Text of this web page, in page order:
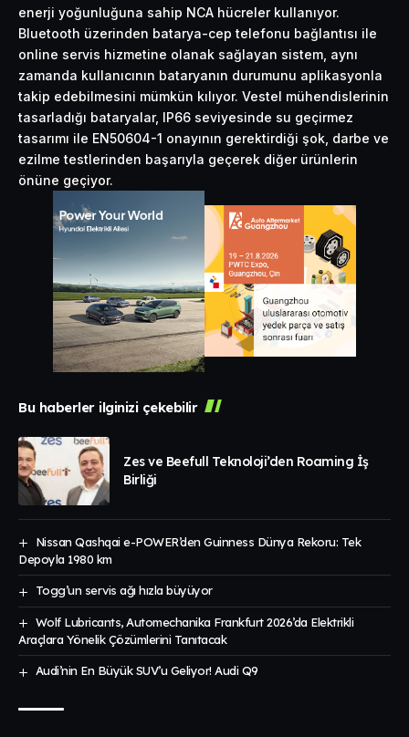
enerji yoğunluğuna sahip NCA hücreler kullanıyor.
Bluetooth üzerinden batarya-cep telefonu bağlantısı ile
online servis hizmetine olanak sağlayan sistem, aynı
zamanda kullanıcının bataryanın durumunu aplikasyonla
takip edebilmesini mümkün kılıyor. Vestel mühendislerinin
tasarladığı bataryalar, IP66 seviyesinde su geçirmez
tasarımı ile EN50604-1 onayının gerektirdiği şok, darbe ve
ezilme testlerinden başarıyla geçerek diğer ürünlerin
önüne geçiyor.
Bu haberler ilginizi çekebilir
Zes ve Beefull Teknoloji’den Roaming İş
Birliği
Nissan Qashqai e-POWER’den Guinness Dünya Rekoru: Tek
Depoyla 1980 km
Togg’un servis ağı hızla büyüyor
Wolf Lubricants, Automechanika Frankfurt 2026’da Elektrikli
Araçlara Yönelik Çözümlerini Tanıtacak
Audi’nin En Büyük SUV’u Geliyor! Audi Q9